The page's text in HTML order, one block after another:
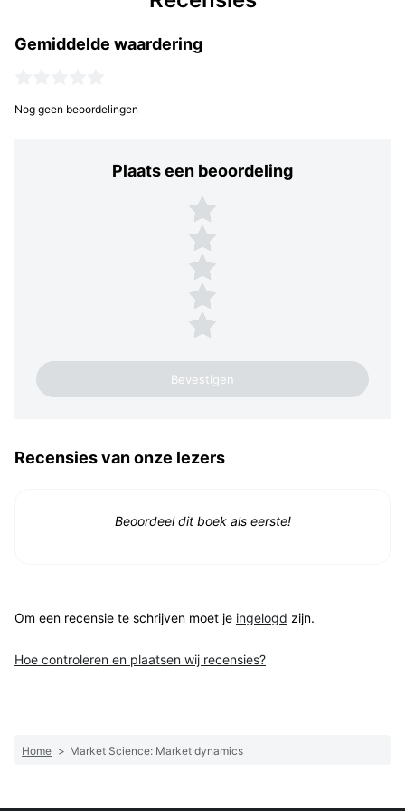
Gemiddelde waardering
Nog geen beoordelingen
Plaats een beoordeling
Plaats een beoordeling
5 sterren
4 sterren
3 sterren
2 sterren
1 ster
Recensies van onze lezers
Beoordeel dit boek als eerste!
Om een recensie te schrijven moet je ingelogd zijn.
Hoe controleren en plaatsen wij recensies?
Home > Market Science: Market dynamics